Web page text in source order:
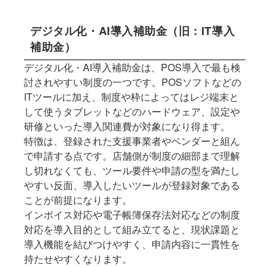
デジタル化・AI導入補助金（旧：IT導入
補助金）
デジタル化・AI導入補助金は、POS導入で最も検
討されやすい制度の一つです。POSソフトなどの
ITツールに加え、制度や枠によってはレジ端末と
して使うタブレットなどのハードウェア、設定や
研修といった導入関連費が対象になり得ます。
特徴は、登録された支援事業者やベンダーと組ん
で申請する点です。店舗側が制度の細部まで理解
し切れなくても、ツール要件や申請の型を満たし
やすい反面、導入したいツールが登録対象である
ことが前提になります。
インボイス対応や電子帳簿保存法対応などの制度
対応を導入目的として組み立てると、現状課題と
導入機能を結びつけやすく、申請内容に一貫性を
持たせやすくなります。